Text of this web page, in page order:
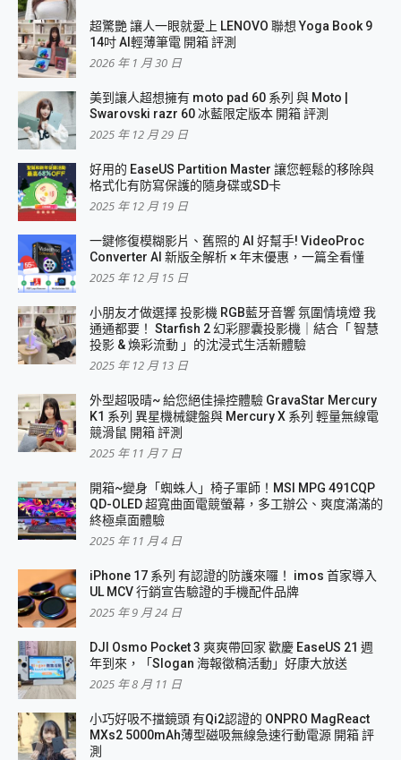
超驚艷 讓人一眼就愛上 LENOVO 聯想 Yoga Book 9
14吋 AI輕薄筆電 開箱 評測
2026 年 1 月 30 日
美到讓人超想擁有 moto pad 60 系列 與 Moto |
Swarovski razr 60 冰藍限定版本 開箱 評測
2025 年 12 月 29 日
好用的 EaseUS Partition Master 讓您輕鬆的移除與
格式化有防寫保護的隨身碟或SD卡
2025 年 12 月 19 日
一鍵修復模糊影片、舊照的 AI 好幫手! VideoProc
Converter AI 新版全解析 × 年末優惠，一篇全看懂
2025 年 12 月 15 日
小朋友才做選擇 投影機 RGB藍牙音響 氛圍情境燈 我
通通都要！ Starfish 2 幻彩膠囊投影機｜結合「 智慧
投影 & 煥彩流動 」的沈浸式生活新體驗
2025 年 12 月 13 日
外型超吸晴~ 給您絕佳操控體驗 GravaStar Mercury
K1 系列 異星機械鍵盤與 Mercury X 系列 輕量無線電
競滑鼠 開箱 評測
2025 年 11 月 7 日
開箱~變身「蜘蛛人」椅子軍師！MSI MPG 491CQP
QD-OLED 超寬曲面電競螢幕，多工辦公、爽度滿滿的
終極桌面體驗
2025 年 11 月 4 日
iPhone 17 系列 有認證的防護來囉！ imos 首家導入
UL MCV 行銷宣告驗證的手機配件品牌
2025 年 9 月 24 日
DJI Osmo Pocket 3 爽爽帶回家 歡慶 EaseUS 21 週
年到來，「Slogan 海報徵稿活動」好康大放送
2025 年 8 月 11 日
小巧好吸不擋鏡頭 有Qi2認證的 ONPRO MagReact
MXs2 5000mAh薄型磁吸無線急速行動電源 開箱 評
測